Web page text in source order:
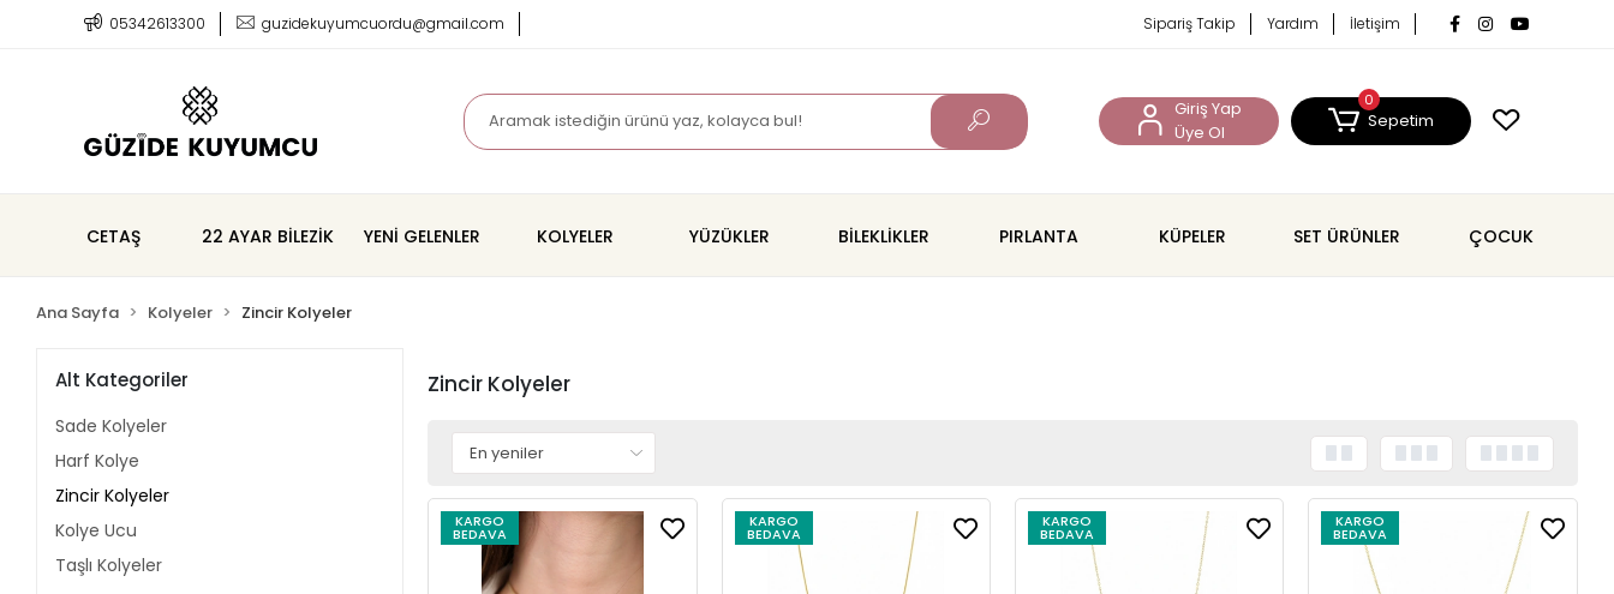
05342613300 guzidekuyumcuordu@gmail.com Sipariş Takip Yardım İletişim
Giriş Yap
Üye Ol
0
Sepetim
CETAŞ 22 AYAR BİLEZİK YENİ GELENLER KOLYELER YÜZÜKLER BİLEKLİKLER PIRLANTA KÜPELER SET ÜRÜNLER ÇOCUK
Ana Sayfa Kolyeler Zincir Kolyeler
Alt Kategoriler
Sade Kolyeler
Harf Kolye
Zincir Kolyeler
Kolye Ucu
Taşlı Kolyeler
Zincir Kolyeler
KARGO
BEDAVA
KARGO
BEDAVA
KARGO
BEDAVA
KARGO
BEDAVA